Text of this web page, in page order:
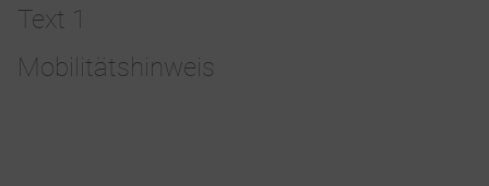
Text 1
Mobilitätshinweis